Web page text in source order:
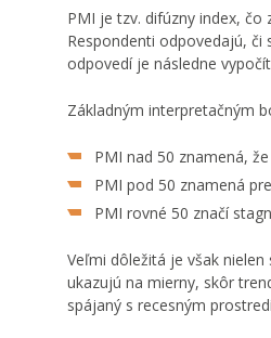
PMI je tzv. difúzny index,
Respondenti odpovedajú, či
odpovedí je následne
Základným interpretačným
PMI nad 50 znamená,
PMI pod 50 znamená
PMI rovné 50 značí
Veľmi dôležitá je však
ukazujú na mierny, skôr
spájaný s recesným